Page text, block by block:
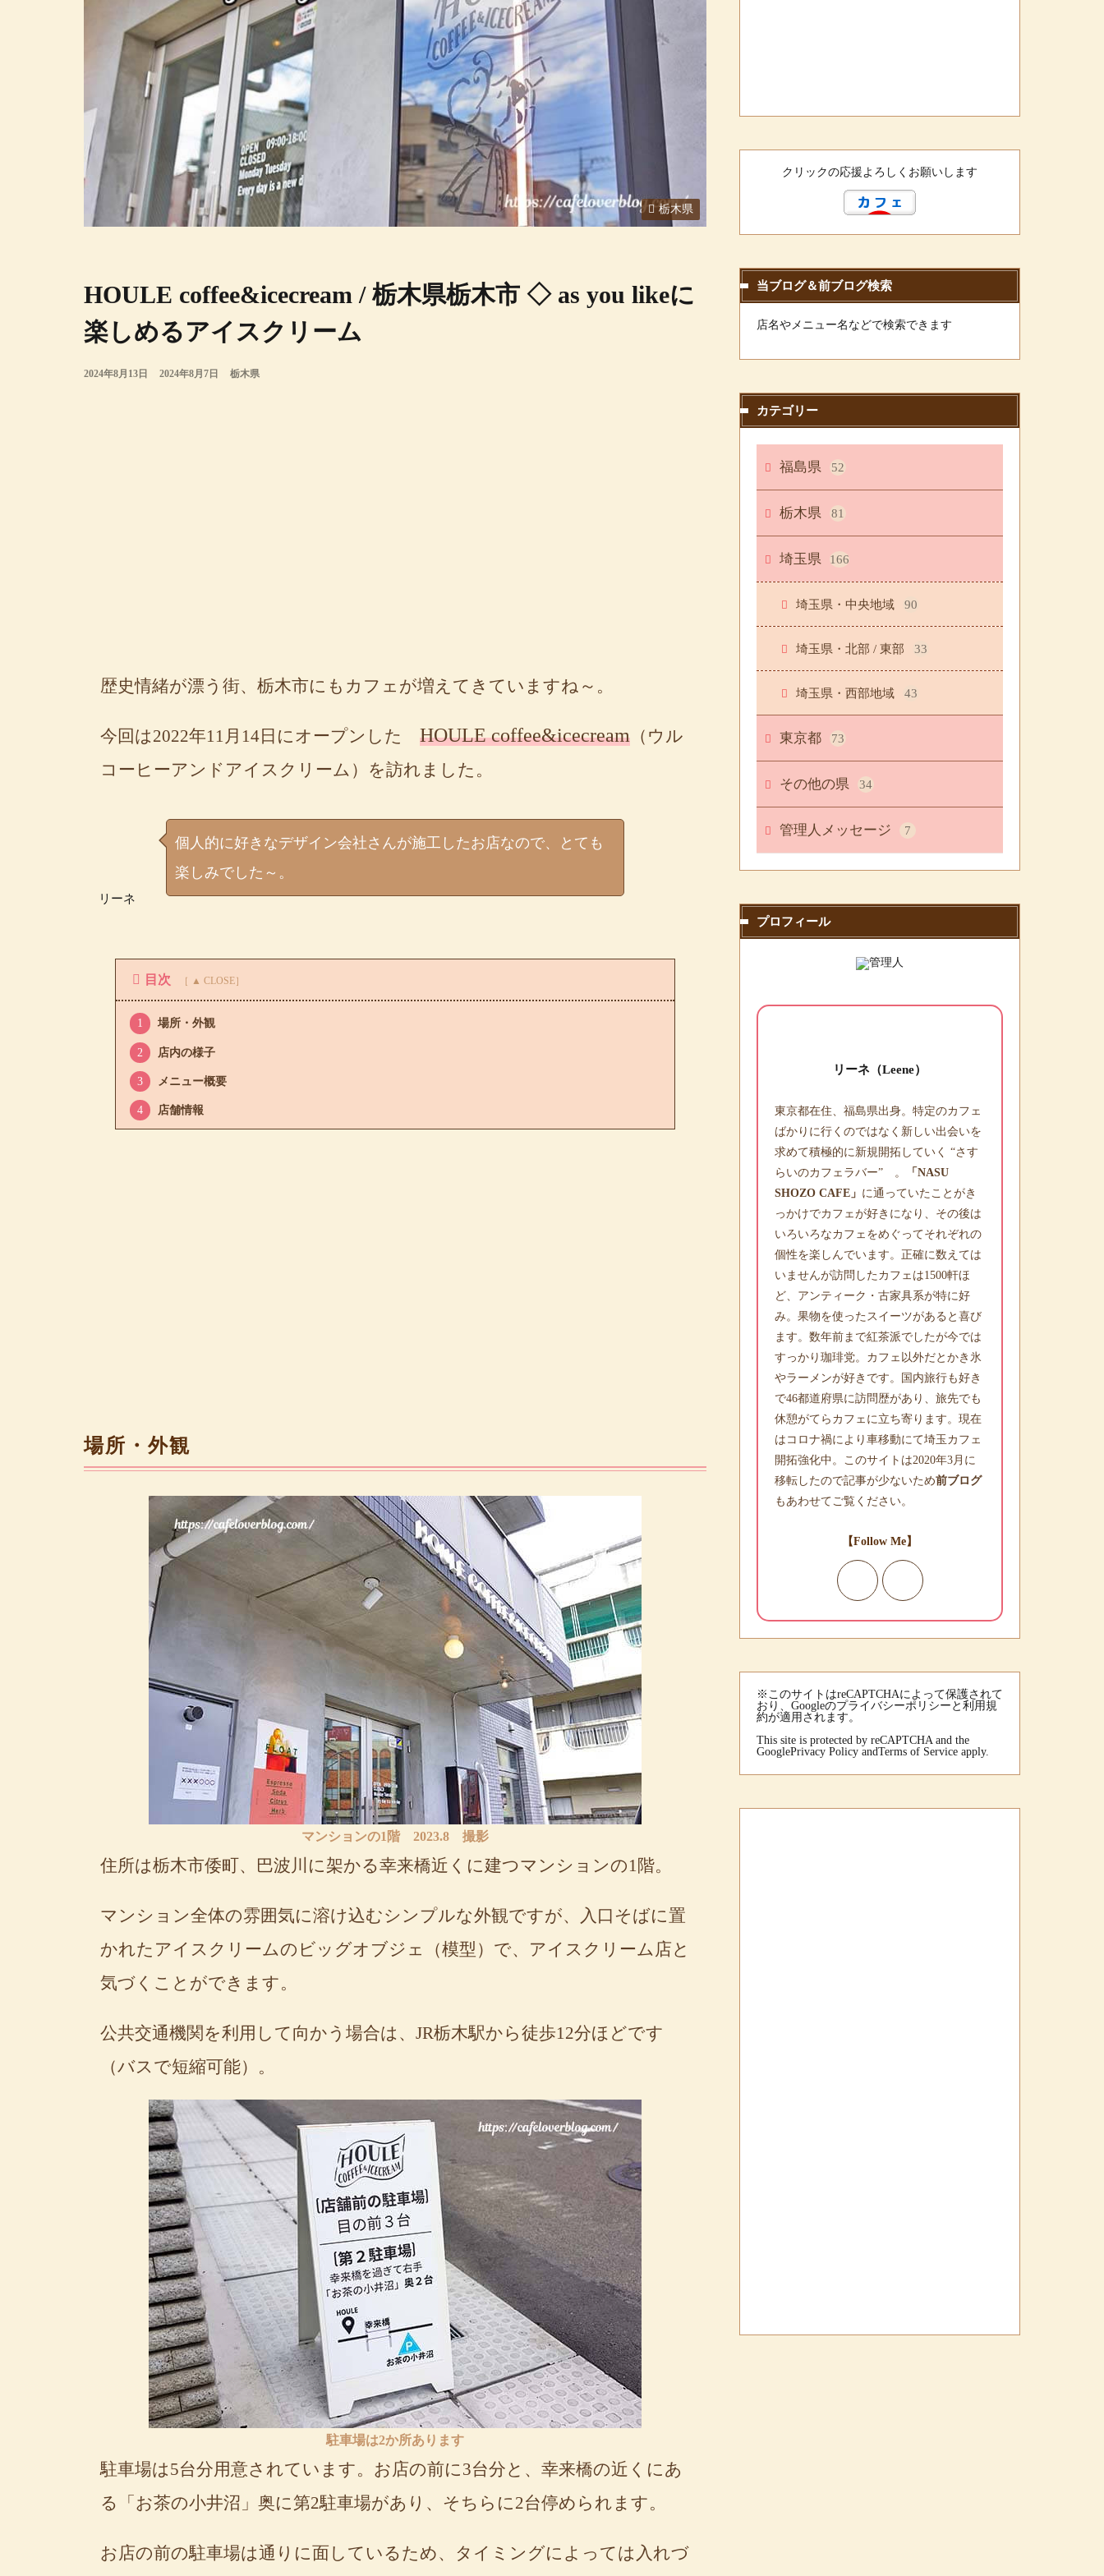
HOULE coffee&icecream / 栃木県栃木市 ◇ as you likeに
楽しめるアイスクリーム
2024年8月13日 2024年8月7日 栃木県
栃木県
歴史情緒が漂う街、栃木市にもカフェが増えてきていますね～。
今回は2022年11月14日にオープンした HOULE coffee&icecream （ウル
コーヒーアンドアイスクリーム）を訪れました。
リーネ
個人的に好きなデザイン会社さんが施工したお店なので、とても
楽しみでした～。
目次
1 場所・外観
2 店内の様子
3 メニュー概要
4 店舗情報
場所・外観
マンションの1階 2023.8 撮影
住所は栃木市倭町、巴波川に架かる幸来橋近くに建つマンションの1階。
マンション全体の雰囲気に溶け込むシンプルな外観ですが、入口そばに置
かれたアイスクリームのビッグオブジェ（模型）で、アイスクリーム店と
気づくことができます。
公共交通機関を利用して向かう場合は、JR栃木駅から徒歩12分ほどです
（バスで短縮可能）。
駐車場は2か所あります
駐車場は5台分用意されています。お店の前に3台分と、幸来橋の近くにあ
る「お茶の小井沼」奥に第2駐車場があり、そちらに2台停められます。
お店の前の駐車場は通りに面しているため、タイミングによっては入れづ
クリックの応援よろしくお願いします
当ブログ＆前ブログ検索
店名やメニュー名などで検索できます
カテゴリー
福島県 52
栃木県 81
埼玉県 166
埼玉県・中央地域 90
埼玉県・北部 / 東部 33
埼玉県・西部地域 43
東京都 73
その他の県 34
管理人メッセージ 7
プロフィール
リーネ（Leene）
東京都在住、福島県出身。特定のカフェ
ばかりに行くのではなく新しい出会いを
求めて積極的に新規開拓していく “さす
らいのカフェラバー” 。
「NASU
SHOZO CAFE」 に通っていたことがき
っかけでカフェが好きになり、その後は
いろいろなカフェをめぐってそれぞれの
個性を楽しんでいます。正確に数えては
いませんが訪問したカフェは1500軒ほ
ど、アンティーク・古家具系が特に好
み。果物を使ったスイーツがあると喜び
ます。数年前まで紅茶派でしたが今では
すっかり珈琲党。カフェ以外だとかき氷
やラーメンが好きです。国内旅行も好き
で46都道府県に訪問歴があり、旅先でも
休憩がてらカフェに立ち寄ります。現在
はコロナ禍により車移動にて埼玉カフェ
開拓強化中。このサイトは2020年3月に
移転したので記事が少ないため前ブログ
もあわせてご覧ください。
【Follow Me】
※このサイトはreCAPTCHAによって保護されて
おり、Googleのプライバシーポリシーと利用規
約が適用されます。
This site is protected by reCAPTCHA and the
GooglePrivacy Policy andTerms of Service apply.